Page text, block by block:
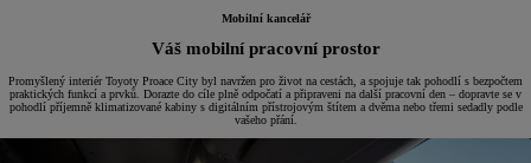
Mobilní kancelář
Váš mobilní pracovní prostor
Promyšlený interiér Toyoty Proace City byl navržen pro život na cestách, a spojuje tak pohodlí s bezpočtem
praktických funkcí a prvků. Dorazte do cíle plně odpočatí a připraveni na další pracovní den – dopravte se v
pohodlí příjemně klimatizované kabiny s digitálním přístrojovým štítem a dvěma nebo třemi sedadly podle
vašeho přání.